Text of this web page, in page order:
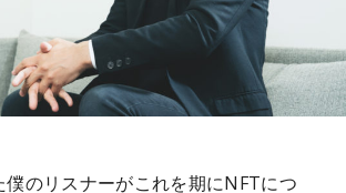
僕のリスナーがこれを期にNFTにつ